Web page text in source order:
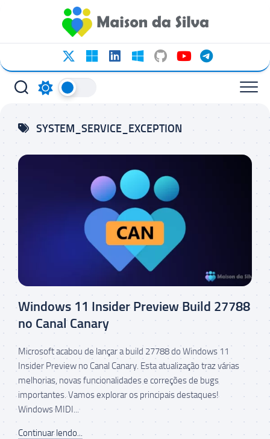
conteúdo
SYSTEM_SERVICE_EXCEPTION
Windows 11 Insider Preview Build 27788
no Canal Canary
Microsoft acabou de lançar a build 27788 do Windows 11
Insider Preview no Canal Canary. Esta atualização traz várias
melhorias, novas funcionalidades e correções de bugs
importantes. Vamos explorar os principais destaques!
Windows MIDI...
Continuar lendo...